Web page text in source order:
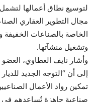
لتوسيع نطاق أعمالها
مجال التطوير العقاري
الخاصة بالصناعات الخفيفة
وتشغيل منشآتها.
وأشار نايف العطاوي،
إلى أن “التوجه الجديد
تمكين رواد الأعمال
صناعية جاهزة تُساعدهم في